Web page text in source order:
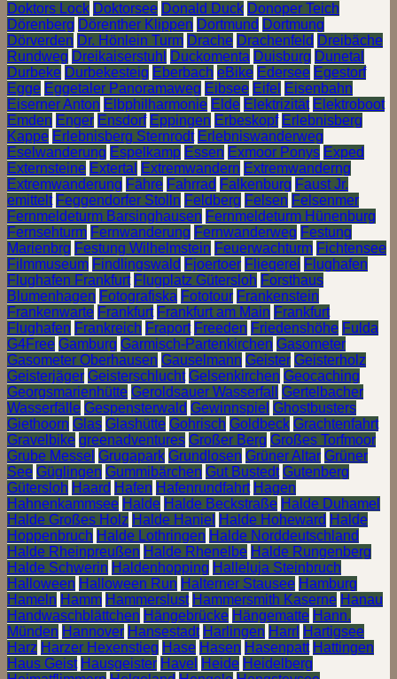
Doktors Lock Doktorsee Donald Duck Donoper Teich
Dörenberg Dörenther Klippen Dortmund Dortmung
Dörverden Dr. Hönlein Turm Drache Drachenfeld Dreibäche
Rundweg Dreikaiserstuhl Duckomenta Duisburg Dunetal
Durbeke Durbekesteig Eberbach eBike Edersee Egestorf
Egge Eggetaler Panoramaweg Eibsee Eifel Eisenbahn
Eiserner Anton Elbphilharmonie Elde Elektrizität Elektroboot
Emden Enger Ensdorf Eppingen Erbeskopf Erlebnisberg
Kappe Erlebnisberg Sternrodt Erlebniswanderweg
Eselwanderung Espelkamp Essen Exmoor Ponys Exped
Externsteine Extertal Extremwandern Extremwanderng
Extremwanderung Fähre Fahrrad Falkenburg Faust Jr.
emittelt Feggendorfer Stolln Feldberg Felsen Felsenmer
Fernmeldeturm Barsinghausen Fernmeldeturm Hünenburg
Fernsehturm Fernwanderung Fernwanderweg Festung
Marienbrg Festung Wilhelmstein Feuerwachturm Fichtensee
Filmmuseum Findlingswald Fjoertoer Fliegerei Flughafen
Flughafen Frankfurt Flugplatz Gütersloh Forsthaus
Blumenhagen Fotografiska Fototour Frankenstein
Frankenwarte Frankfurt Frankfurt am Main Frankfurt
Flughafen Frankreich Fraport Freeden Friedenshöhe Fulda
G4Free Gamburg Garmisch-Partenkirchen Gasometer
Gasometer Oberhausen Gauselmann Geister Geisterholz
Geisterjäger Geisterschlucht Gelsenkirchen Geocaching
Georgsmarienhütte Geroldsauer Wasserfall
Gertelbacher
Wasserfälle Gespensterwald Gewinnspiel Ghostbusters
Giethoorn Glas Glashütte Gohrisch Goldbeck Grachtenfahrt
Gravelbike greenadventures Großer Berg Großes Torfmoor
Grube Messel Grugapark Grundlosen Grüner Altar Grüner
See Güglingen Gummibärchen Gut Bustedt Gutenberg
Gütersloh Haard Hafen Hafenrundfahrt Hagen
Hahnenkammsee Halde Halde Beckstraße Halde Duhamel
Halde Großes Holz Halde Haniel Halde Hoheward Halde
Hoppenbruch Halde Lothringen Halde Norddeutschland
Halde Rheinpreußen Halde Rhenelbe Halde Rungenberg
Halde Schwerin Haldenhopping Halleluja Steinbruch
Halloween Halloween Run Halterner Stausee Hamburg
Hameln Hamm Hammerslust Hammersmith Kaserne Hanau
Handwaschblättchen Hängebrücke Hängematte Hann.
Münden Hannover Hansestadt Harlingen Harrl Hartigsee
Harz Harzer Hexenstieg Hase Hasen Hasenpatt Hattingen
Haus Geist Hausgeister Havel Heide Heidelberg